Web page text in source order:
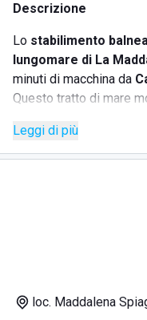
Descrizione
Lo stabilimento
lungomare di La
minuti di macchina da
Questo tratto di mare
pace e del riposo.
Grazie alla presenza di
da scegliere tra
Leggi di più
loc. Maddalena